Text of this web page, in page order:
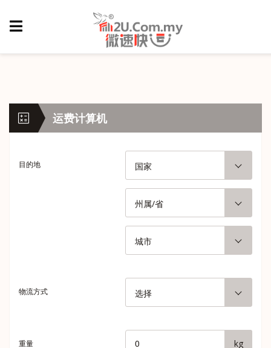
运费计算机
目的地 国家
州属/省
城市
物流方式 选择
重量 kg